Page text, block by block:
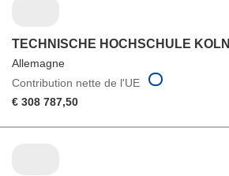
TECHNISCHE HOCHSCHULE KOLN
Allemagne
Contribution nette de l'UE
€ 308 787,50